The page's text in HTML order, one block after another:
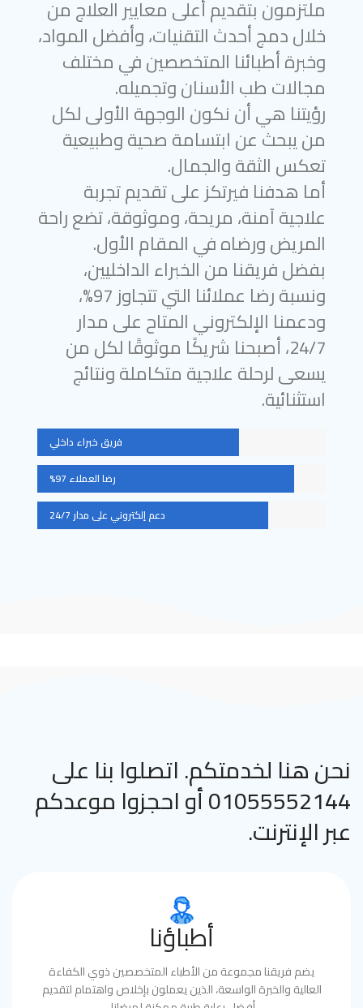
ملتزمون بتقديم أعلى معايير العلاج من
خلال دمج أحدث التقنيات، وأفضل المواد،
وخبرة أطبائنا المتخصصين في مختلف
مجالات طب الأسنان وتجميله.
رؤيتنا هي أن نكون الوجهة الأولى لكل
من يبحث عن ابتسامة صحية وطبيعية
تعكس الثقة والجمال.
أما هدفنا فيرتكز على تقديم تجربة
علاجية آمنة، مريحة، وموثوقة، تضع راحة
المريض ورضاه في المقام الأول.
بفضل فريقنا من الخبراء الداخليين،
ونسبة رضا عملائنا التي تتجاوز 97%،
ودعمنا الإلكتروني المتاح على مدار
24/7، أصبحنا شريكًا موثوقًا لكل من
يسعى لرحلة علاجية متكاملة ونتائج
استثنائية.
فريق خبراء داخلي
رضا العملاء 97%
دعم إلكتروني على مدار 24/7
نحن هنا لخدمتكم. اتصلوا بنا على
01055552144 أو احجزوا موعدكم
عبر الإنترنت.
أطباؤنا
يضم فريقنا مجموعة من الأطباء المتخصصين ذوي الكفاءة
العالية والخبرة الواسعة، الذين يعملون بإخلاص واهتمام لتقديم